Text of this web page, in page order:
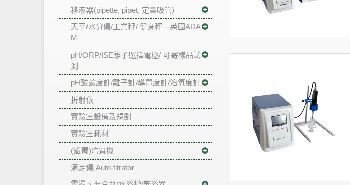
移液器(pipette, pipet, 定量吸管)
天平/水分儀/工業秤/ 健身秤---英國ADA
M
pH/ORP/ISE離子選擇電極/ 可寄樣品試
測
pH酸鹼度計/離子計/導電度計/溶氧度計
折射儀
實驗室設備及規劃
實驗室耗材
(鐵胃)均質機
滴定儀 Auto-titrator